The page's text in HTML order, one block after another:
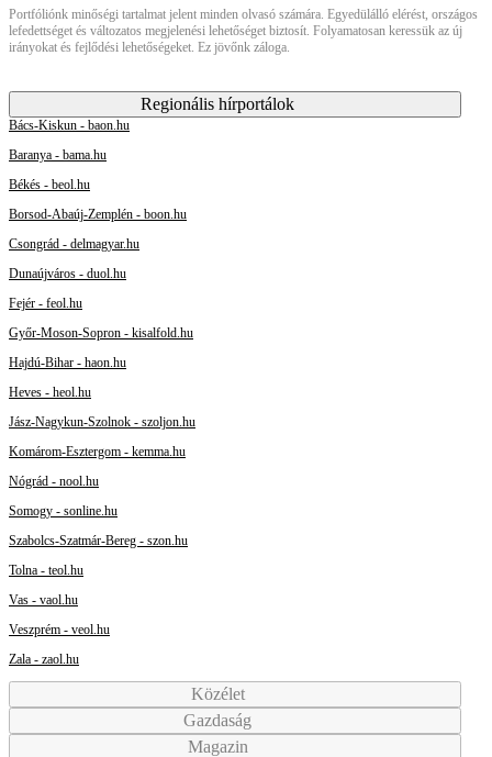
Portfóliónk minőségi tartalmat jelent minden olvasó számára. Egyedülálló elérést, országos
lefedettséget és változatos megjelenési lehetőséget biztosít. Folyamatosan keressük az új
irányokat és fejlődési lehetőségeket. Ez jövőnk záloga.
Regionális hírportálok
Bács-Kiskun - baon.hu
Baranya - bama.hu
Békés - beol.hu
Borsod-Abaúj-Zemplén - boon.hu
Csongrád - delmagyar.hu
Dunaújváros - duol.hu
Fejér - feol.hu
Győr-Moson-Sopron - kisalfold.hu
Hajdú-Bihar - haon.hu
Heves - heol.hu
Jász-Nagykun-Szolnok - szoljon.hu
Komárom-Esztergom - kemma.hu
Nógrád - nool.hu
Somogy - sonline.hu
Szabolcs-Szatmár-Bereg - szon.hu
Tolna - teol.hu
Vas - vaol.hu
Veszprém - veol.hu
Zala - zaol.hu
Közélet
Gazdaság
Magazin